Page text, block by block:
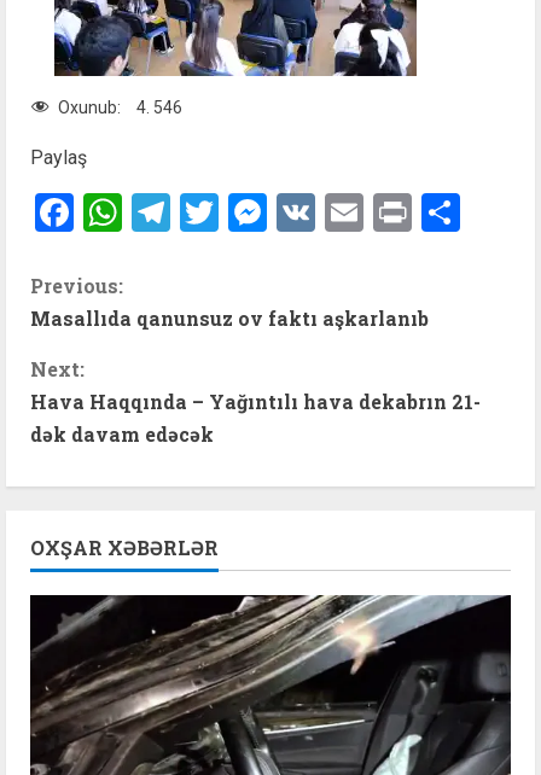
Oxunub: 4. 546
Paylaş
Facebook
WhatsApp
Telegram
Twitter
Messenger
VK Email
Print
C
n
t
i
n
u
e
R
e
Previous:
Masallıda qanunsuz ov faktı aşkarlanıb
Next:
Hava Haqqında – Yağıntılı hava dekabrın 21-
dək davam edəcək
OXŞAR XƏBƏRLƏR